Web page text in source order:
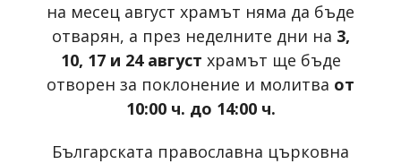
на месец август храмът няма да бъде
отварян, а през неделните дни на 3,
10, 17 и 24 август храмът ще бъде
отворен за поклонение и молитва от
10:00 ч. до 14:00 ч.
Българската православна църковна